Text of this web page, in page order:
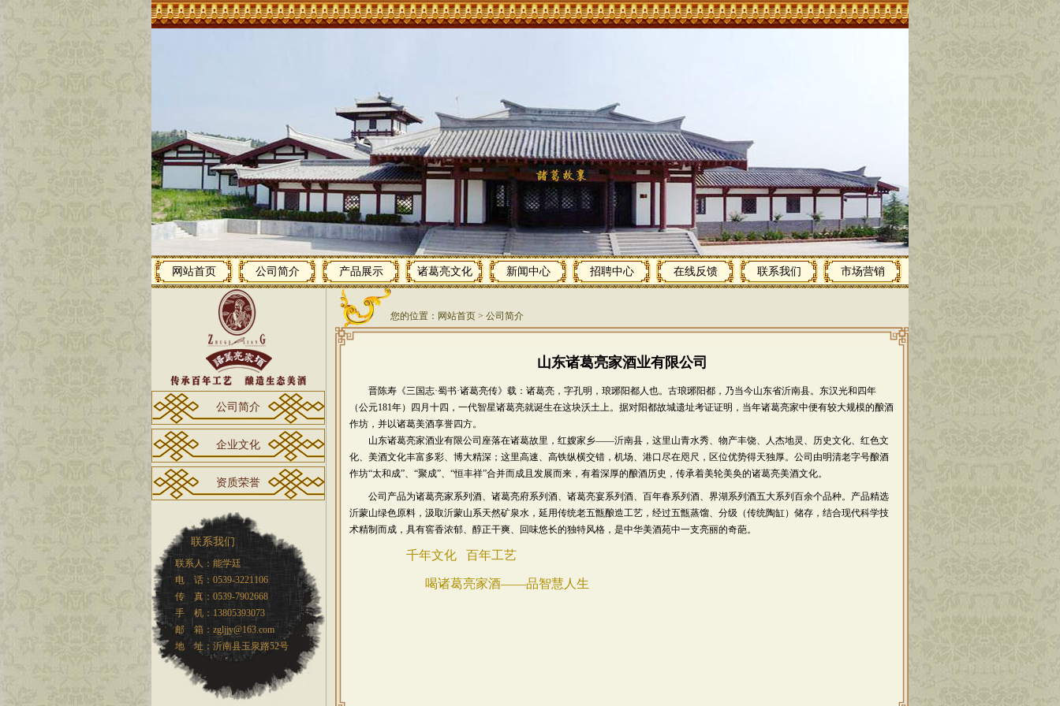
网站首页 公司简介 产品展示 诸葛亮文化 新闻中心 招聘中心 在线反馈 联系我们 市场营销
您的位置： 网站首页 > 公司简介
山东诸葛亮家酒业有限公司
晋陈寿《三国志·蜀书·诸葛亮传》载：诸葛亮，字孔明，琅琊阳都人也。古琅琊阳都，乃当今山东省沂南县。东汉光和四年
（公元181年）四月十四，一代智星诸葛亮就诞生在这块沃土上。据对阳都故城遗址考证证明，当年诸葛亮家中便有较大规模的酿酒
作坊，并以诸葛美酒享誉四方。
山东诸葛亮家酒业有限公司座落在诸葛故里，红嫂家乡——沂南县，这里山青水秀、物产丰饶、人杰地灵、历史文化、红色文
化、美酒文化丰富多彩、博大精深；这里高速、高铁纵横交错，机场、港口尽在咫尺，区位优势得天独厚。公司由明清老字号酿酒
作坊“太和成”、“聚成”、“恒丰祥”合并而成且发展而来，有着深厚的酿酒历史，传承着美轮美奂的诸葛亮美酒文化。
公司产品为诸葛亮家系列酒、诸葛亮府系列酒、诸葛亮宴系列酒、百年春系列酒、界湖系列酒五大系列百余个品种。产品精选
沂蒙山绿色原料，汲取沂蒙山系天然矿泉水，延用传统老五甑酿造工艺，经过五甑蒸馏、分级（传统陶缸）储存，结合现代科学技
术精制而成，具有窖香浓郁、醇正干爽、回味悠长的独特风格，是中华美酒苑中一支亮丽的奇葩。
千年文化 百年工艺
喝诸葛亮家酒——品智慧人生
公司简介
企业文化
资质荣誉
联系我们
联系人：能学廷
电 话：0539-3221106
传 真：0539-7902668
手 机：13805393073
邮 箱：zgljjy@163.com
地 址：沂南县玉泉路52号